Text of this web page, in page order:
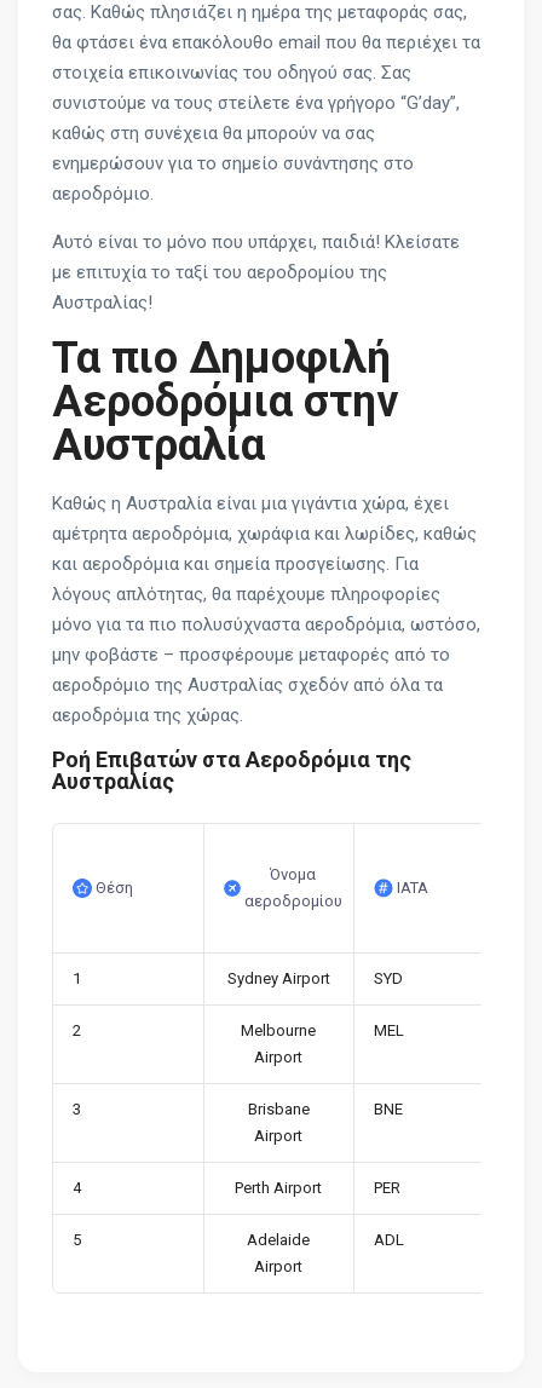
σας. Καθώς πλησιάζει η ημέρα της μεταφοράς σας,
θα φτάσει ένα επακόλουθο email που θα περιέχει τα
στοιχεία επικοινωνίας του οδηγού σας. Σας
συνιστούμε να τους στείλετε ένα γρήγορο “G’day”,
καθώς στη συνέχεια θα μπορούν να σας
ενημερώσουν για το σημείο συνάντησης στο
αεροδρόμιο.
Αυτό είναι το μόνο που υπάρχει, παιδιά! Κλείσατε
με επιτυχία το ταξί του αεροδρομίου της
Αυστραλίας!
Τα πιο Δημοφιλή
Αεροδρόμια στην
Αυστραλία
Καθώς η Αυστραλία είναι μια γιγάντια χώρα, έχει
αμέτρητα αεροδρόμια, χωράφια και λωρίδες, καθώς
και αεροδρόμια και σημεία προσγείωσης. Για
λόγους απλότητας, θα παρέχουμε πληροφορίες
μόνο για τα πιο πολυσύχναστα αεροδρόμια, ωστόσο,
μην φοβάστε – προσφέρουμε μεταφορές από το
αεροδρόμιο της Αυστραλίας σχεδόν από όλα τα
αεροδρόμια της χώρας.
Ροή Επιβατών στα Αεροδρόμια της
Αυστραλίας
Θέση
Όνομα
αεροδρομίου
IATA
1 Sydney Airport SYD
2
Melbourne
Airport
MEL
3
Brisbane
Airport
BNE
4 Perth Airport PER
5
Adelaide
Airport
ADL